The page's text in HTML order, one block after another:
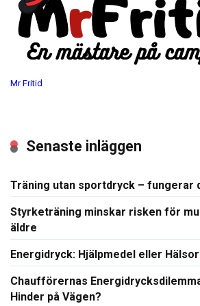
Mr Fritid
Senaste inläggen
Träning utan sportdryck – fungerar
Styrketräning minskar risken för
äldre
Energidryck: Hjälpmedel eller
Chaufförernas
Hinder på Vägen?